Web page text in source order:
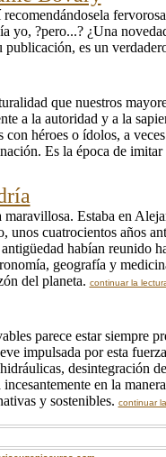
yo, ?pero...? ¿Una
publicación, es un
que nuestros
a la autoridad y a la
héroes o ídolos, a
Es la época de
Estaba en
unos cuatrocientos años
habían reunido
geografía y
del planeta. continuar la
parece estar siempre
impulsada por esta
desintegración
incesantemente en la
y sostenibles. continuar